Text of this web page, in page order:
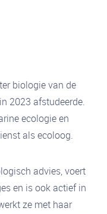
biologie van de
2023 afstudeerde.
ecologie en
als ecoloog.
advies, voert
en is ook actief in
ze met haar